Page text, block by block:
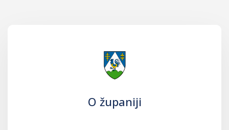
O županiji